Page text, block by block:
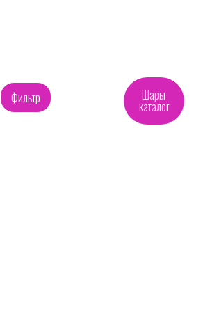
Шары
каталог
Фильтр